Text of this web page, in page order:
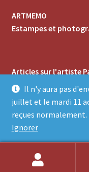
Il n'y aura pas
juillet et le mardi 11
reçues
Ignorer
ARTMEMO
Estampes et
Articles sur l'artiste
-Un français artiste
- Technique,
-
Collectionner les
Recherche
Recherche